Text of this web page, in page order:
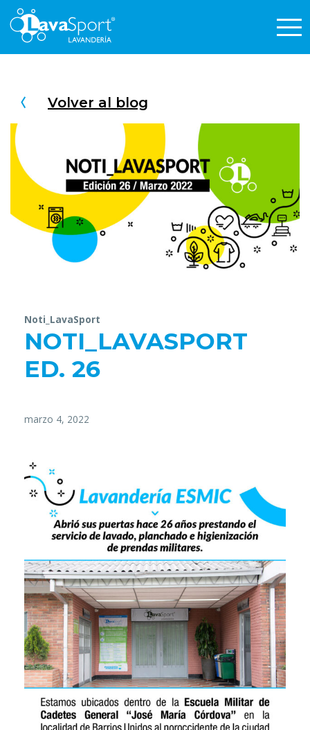
Volver al blog
Noti_LavaSport
NOTI_LAVASPORT
ED. 26
marzo 4, 2022